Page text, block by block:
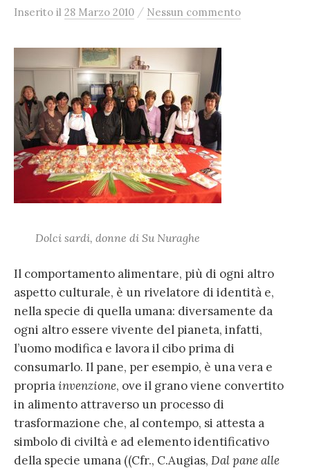
Inserito il 28 Marzo 2010 / Nessun commento
Dolci sardi, donne di Su Nuraghe
Il comportamento alimentare, più di ogni altro
aspetto culturale, è un rivelatore di identità e,
nella specie di quella umana: diversamente da
ogni altro essere vivente del pianeta, infatti,
l’uomo modifica e lavora il cibo prima di
consumarlo. Il pane, per esempio, è una vera e
propriainvenzione, ove il grano viene convertito
in alimento attraverso un processo di
trasformazione che, al contempo, si attesta a
simbolo di civiltà e ad elemento identificativo
della specie umana ((Cfr., C.Augias, Dal pane alle